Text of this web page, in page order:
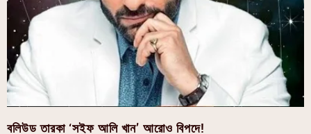
বলিউড তারকা ‘সইফ আলি খান’ আরোও বিপদে!